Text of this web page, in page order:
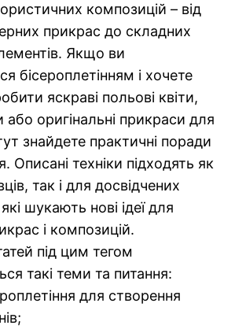
композицій – від
прикрас до складних
Якщо ви
бісероплетінням і хочете
яскраві польові квіти,
або оригінальні прикраси для
знайдете практичні поради
Описані техніки підходять як
так і для досвідчених
шукають нові ідеї для
і композицій.
під цим тегом
такі теми та питання:
для створення